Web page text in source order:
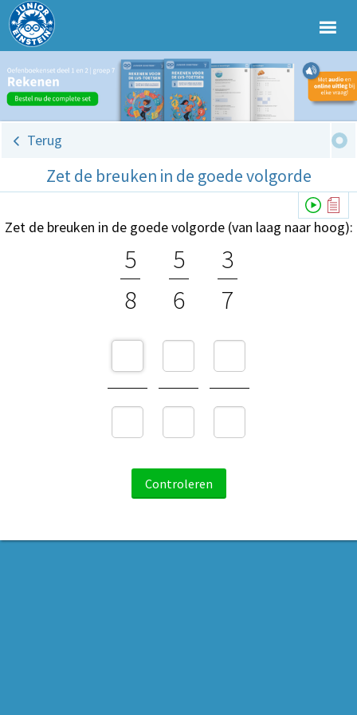
Terug
Zet de breuken in de goede volgorde
Zet de breuken in de goede volgorde (van laag naar hoog):
5
8
5
6
3
7